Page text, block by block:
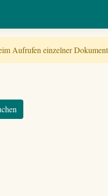
Aufrufen einzelner